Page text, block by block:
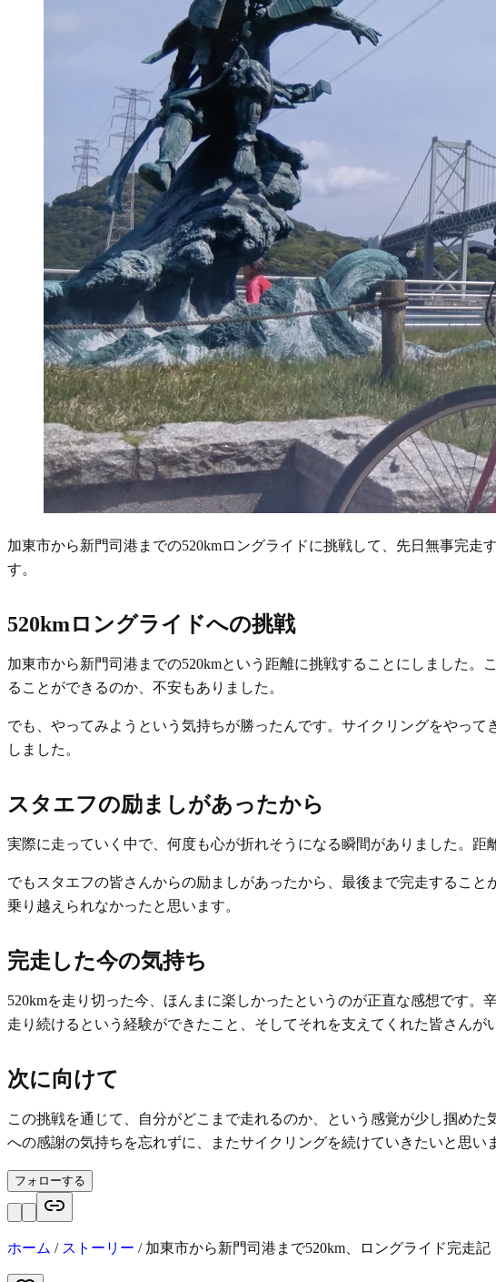
加東市から新門司港までの520kmロングライドに挑戦して、先日無事完
す。
520kmロングライドへの挑戦
加東市から新門司港までの520kmという距離に挑戦することにしました
ることができるのか、不安もありました。
でも、やってみようという気持ちが勝ったんです。サイクリングをやっ
しました。
スタエフの励ましがあったから
実際に走っていく中で、何度も心が折れそうになる瞬間がありました。
でもスタエフの皆さんからの励ましがあったから、最後まで完走するこ
乗り越えられなかったと思います。
完走した今の気持ち
520kmを走り切った今、ほんまに楽しかったというのが正直な感想です
走り続けるという経験ができたこと、そしてそれを支えてくれた皆さん
次に向けて
この挑戦を通じて、自分がどこまで走れるのか、という感覚が少し掴め
への感謝の気持ちを忘れずに、またサイクリングを続けていきたいと思い
フォローする
ホーム / ストーリー / 加東市から新門司港まで520km、ロングライド完走記